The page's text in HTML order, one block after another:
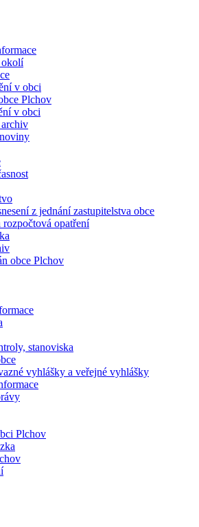
okolí
v obci
Plchov
v obci
z jednání zastupitelstva obce
rozpočtová opatření
obce Plchov
stanoviska
vyhlášky a veřejné vyhlášky
Plchov